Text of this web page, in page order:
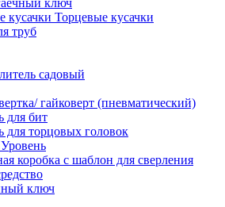
ключ
Торцевые кусачки
труб
садовый
гайковерт (пневматический)
для бит
для торцовых головок
Уровень
коробка с шаблон для сверления
ключ